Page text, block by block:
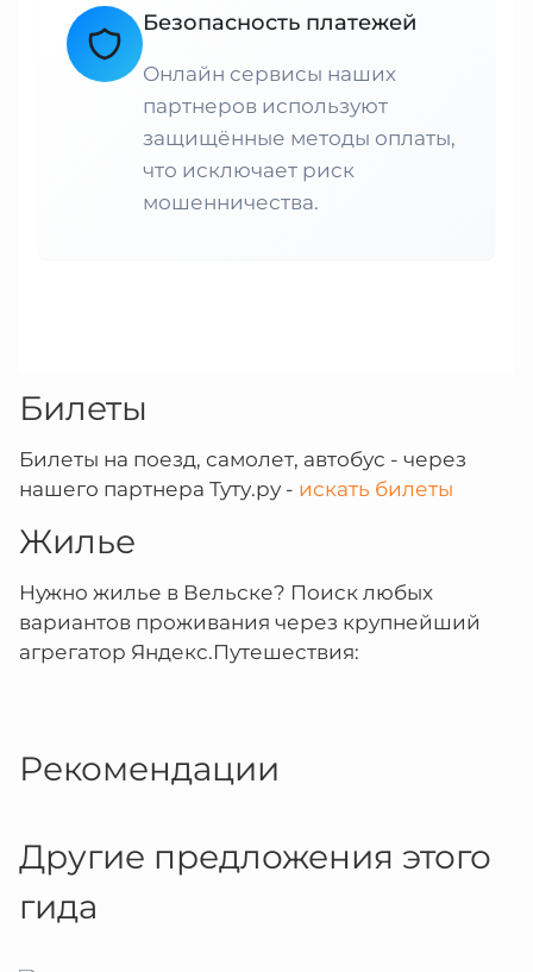
Безопасность платежей
Онлайн сервисы наших
партнеров используют
защищённые методы оплаты,
что исключает риск
мошенничества.
Билеты
Билеты на поезд, самолет, автобус - через
нашего партнера Туту.ру - искать билеты
Жилье
Нужно жилье в Вельске? Поиск любых
вариантов проживания через крупнейший
агрегатор Яндекс.Путешествия:
Рекомендации
Другие предложения этого
гида